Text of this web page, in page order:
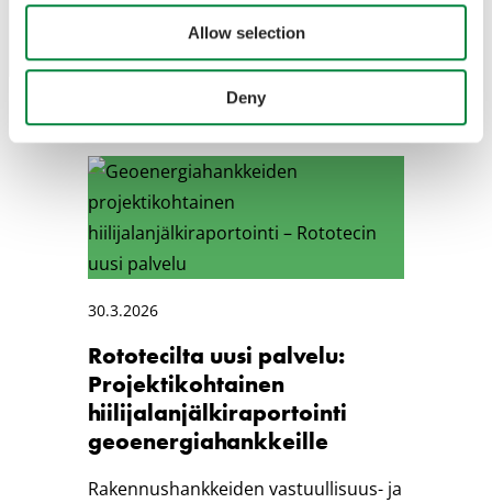
Allow selection
Deny
30.3.2026
Rototecilta uusi palvelu:
Projektikohtainen
hiilijalanjälkiraportointi
geoenergiahankkeille
Rakennushankkeiden vastuullisuus- ja